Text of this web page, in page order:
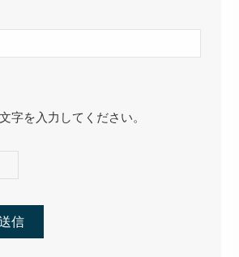
字を入力してください。